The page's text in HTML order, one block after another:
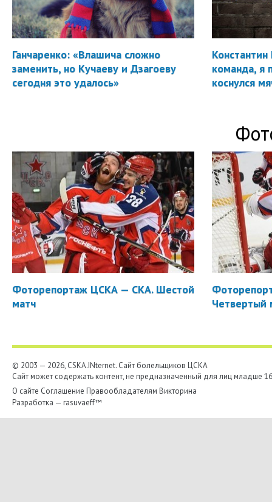
Ганчаренко: «Влашича сложно
заменить, но Кучаеву и Дзагоеву
сегодня это удалось»
Константин
команда, я
коснулся
Фоторепортаж ЦСКА — СКА. Шестой
матч
Четвертый
© 2003 — 2026, CSKA.INternet. Cайт болельщиков ЦСКА
Сайт может содержать контент, не предназначенный для лиц младше
О сайте Соглашение Правообладателям Викторина
Разработка — rasuvaeff™